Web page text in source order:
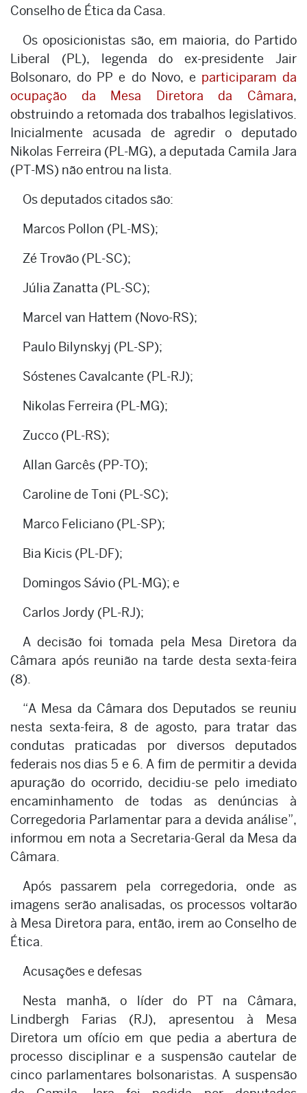
Conselho de Ética da Casa.
Os oposicionistas são, em maioria, do Partido
Liberal (PL), legenda do ex-presidente Jair
Bolsonaro, do PP e do Novo, e participaram da
ocupação da Mesa Diretora da Câmara,
obstruindo a retomada dos trabalhos legislativos.
Inicialmente acusada de agredir o deputado
Nikolas Ferreira (PL-MG), a deputada Camila Jara
(PT-MS) não entrou na lista.
Os deputados citados são:
Marcos Pollon (PL-MS);
Zé Trovão (PL-SC);
Júlia Zanatta (PL-SC);
Marcel van Hattem (Novo-RS);
Paulo Bilynskyj (PL-SP);
Sóstenes Cavalcante (PL-RJ);
Nikolas Ferreira (PL-MG);
Zucco (PL-RS);
Allan Garcês (PP-TO);
Caroline de Toni (PL-SC);
Marco Feliciano (PL-SP);
Bia Kicis (PL-DF);
Domingos Sávio (PL-MG); e
Carlos Jordy (PL-RJ);
A decisão foi tomada pela Mesa Diretora da
Câmara após reunião na tarde desta sexta-feira
(8).
“A Mesa da Câmara dos Deputados se reuniu
nesta sexta-feira, 8 de agosto, para tratar das
condutas praticadas por diversos deputados
federais nos dias 5 e 6. A fim de permitir a devida
apuração do ocorrido, decidiu-se pelo imediato
encaminhamento de todas as denúncias à
Corregedoria Parlamentar para a devida análise”,
informou em nota a Secretaria-Geral da Mesa da
Câmara.
Após passarem pela corregedoria, onde as
imagens serão analisadas, os processos voltarão
à Mesa Diretora para, então, irem ao Conselho de
Ética.
Acusações e defesas
Nesta manhã, o líder do PT na Câmara,
Lindbergh Farias (RJ), apresentou à Mesa
Diretora um ofício em que pedia a abertura de
processo disciplinar e a suspensão cautelar de
cinco parlamentares bolsonaristas. A suspensão